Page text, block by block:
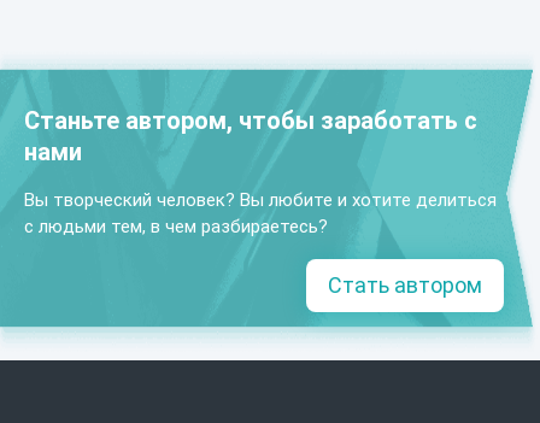
Станьте автором, чтобы заработать с
нами
Вы творческий человек? Вы любите и хотите делиться
с людьми тем, в чем разбираетесь?
Стать автором